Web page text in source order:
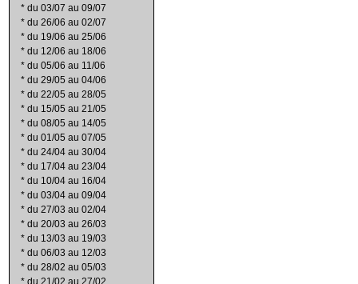
* du 03/07 au 09/07
* du 26/06 au 02/07
* du 19/06 au 25/06
* du 12/06 au 18/06
* du 05/06 au 11/06
* du 29/05 au 04/06
* du 22/05 au 28/05
* du 15/05 au 21/05
* du 08/05 au 14/05
* du 01/05 au 07/05
* du 24/04 au 30/04
* du 17/04 au 23/04
* du 10/04 au 16/04
* du 03/04 au 09/04
* du 27/03 au 02/04
* du 20/03 au 26/03
* du 13/03 au 19/03
* du 06/03 au 12/03
* du 28/02 au 05/03
* du 21/02 au 27/02